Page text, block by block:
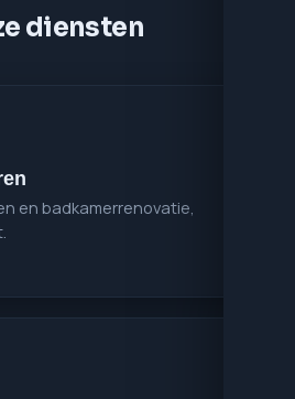
diensten
en badkamerrenovatie,